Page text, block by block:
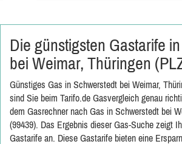
Die günstigsten Gastarife
bei Weimar, Thüringen
Günstiges Gas in Schwerstedt bei Weimar,
sind Sie beim Tarifo.de Gasvergleich genau
dem Gasrechner nach Gas in Schwerstedt bei
(99439). Das Ergebnis dieser Gas-Suche zeigt
Gastarife an. Diese Gastarife bieten eine